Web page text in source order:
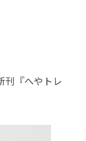
刊『へやトレ